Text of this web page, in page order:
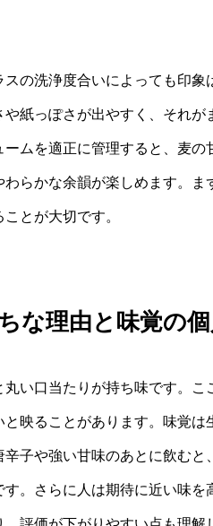
の洗浄度合いによっても印
紙っぽさが出やすく、それが
ムを適正に管理すると、麦
らかな余韻が楽しめます。
とが大切です。
な理由と味覚の
い口当たりが持ち味です。
映ることがあります。味覚
子や強い甘味のあとに飲む
。さらに人は期待に近い味